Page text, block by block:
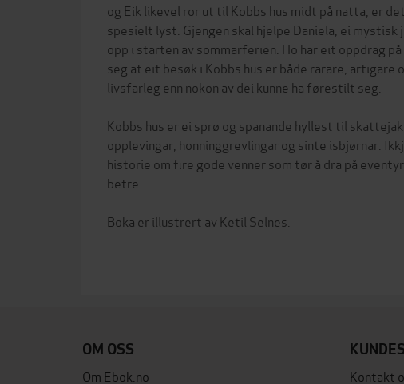
og Eik likevel ror ut til Kobbs hus midt på natta, er
spesielt lyst. Gjengen skal hjelpe Daniela, ei mystisk
opp i starten av sommarferien. Ho har eit oppdrag
seg at eit besøk i Kobbs hus er både rarare, artigare
livsfarleg enn nokon av dei kunne ha førestilt seg.
Kobbs hus er ei sprø og spanande hyllest til
opplevingar, honninggrevlingar og sinte isbjørnar.
historie om fire gode venner som tør å dra på
betre.
Boka er illustrert av Ketil Selnes.
OM OSS
Om Ebok.no
Kontakt